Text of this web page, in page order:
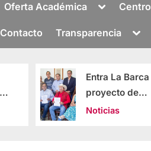
Oferta Académica
Contacto Transparencia
Entra La Barca a
proyecto de
capacitación a sus
trabajadores
Noticias